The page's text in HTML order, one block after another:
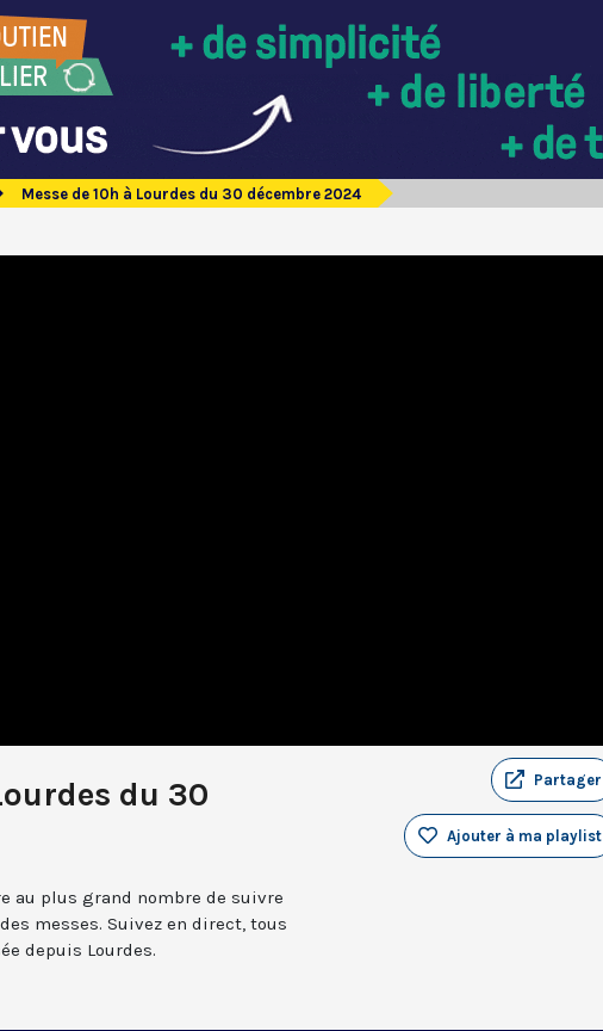
Messe de 10h à Lourdes du 30 décembre 2024
du 30
Partager
Ajouter à ma playlist
au plus grand nombre de suivre
messes. Suivez en direct, tous
depuis Lourdes.